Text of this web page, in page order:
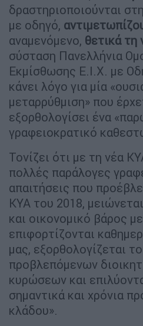
δραστηριοποιούνται
με οδηγό,
αναμενόμενο, θετικά τη
σύσταση Πανελλήνια
Εκμίσθωσης Ε.Ι.Χ. με
κάνει λόγο για μία
μεταρρύθμιση» που
εξορθολογίσει ένα
γραφειοκρατικό
Τονίζει ότι με τη νέα
πολλές παράλογες
απαιτήσεις που
ΚΥΑ του 2018,
και οικονομικό βάρος
επιφορτίζονται
μας, εξορθολογίζεται
προβλεπόμενων
κυρώσεων και
σημαντικά και χρόνια
κλάδου».